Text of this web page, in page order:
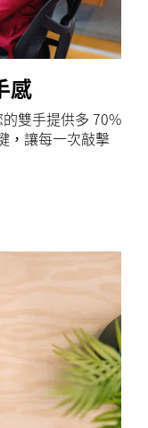
感
雙手提供多 70%
20 名內部參與者進
，讓每一次敲擊